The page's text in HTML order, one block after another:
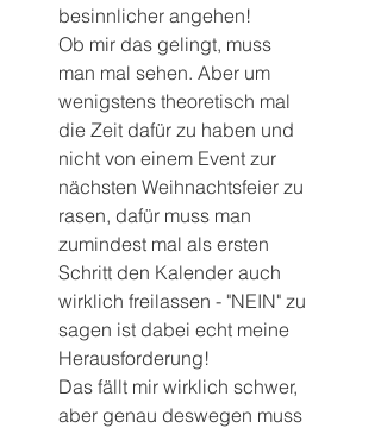
besinnlicher angehen!
Ob mir das gelingt, muss
man mal sehen. Aber um
wenigstens theoretisch mal
die Zeit dafür zu haben und
nicht von einem Event zur
nächsten Weihnachtsfeier zu
rasen, dafür muss man
zumindest mal als ersten
Schritt den Kalender auch
wirklich freilassen - "NEIN" zu
sagen ist dabei echt meine
Herausforderung!
Das fällt mir wirklich schwer,
aber genau deswegen muss